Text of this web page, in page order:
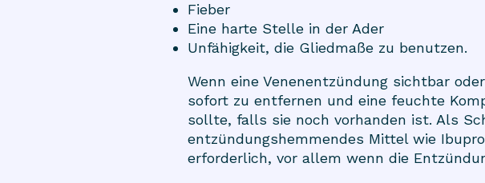
Fieber
Eine harte Stelle in der Ader
Unfähigkeit, die Gliedmaße zu benutzen.
Wenn eine Venenentzündung sichtbar
sofort zu entfernen und eine feuchte
sollte, falls sie noch vorhanden ist. Als
entzündungshemmendes Mittel wie
erforderlich, vor allem wenn die